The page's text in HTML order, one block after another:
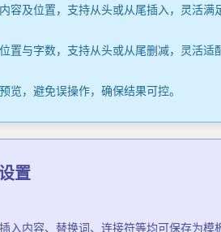
容及位置，支持从头或从尾插入，灵活满
置与字数，支持从头或从尾删减，灵活适
览，避免误操作，确保结果可控。
置
入内容、替换词、连接符等均可保存为模